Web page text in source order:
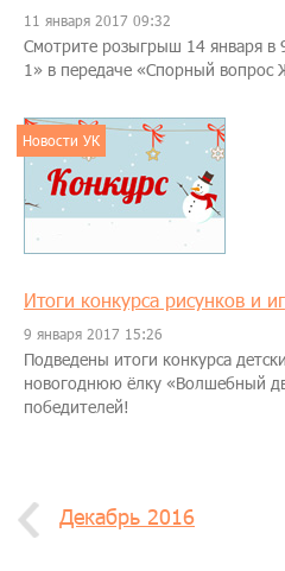
11 января 2017 09:32
Смотрите розыгрыш 14 января в
1» в передаче «Спорный
Новости УК
Итоги конкурса рисунков и
9 января 2017 15:26
Подведены итоги конкурса
новогоднюю ёлку «Волшебный
победителей!
Декабрь 2016